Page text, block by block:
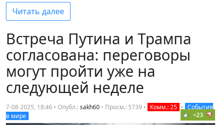
Читать далее
Встреча Путина и Трампа
согласована: переговоры
могут пройти уже на
следующей неделе
7-08-2025, 18:46 • Опубл.:sakh60 • Просм.: 5739 • Комм.: 25 • События
в мире
+23